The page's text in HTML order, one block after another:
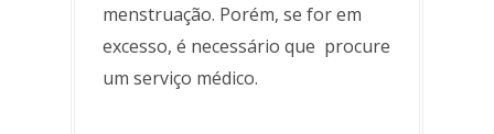
menstruação. Porém, se for em
excesso, é necessário que procure
um serviço médico.